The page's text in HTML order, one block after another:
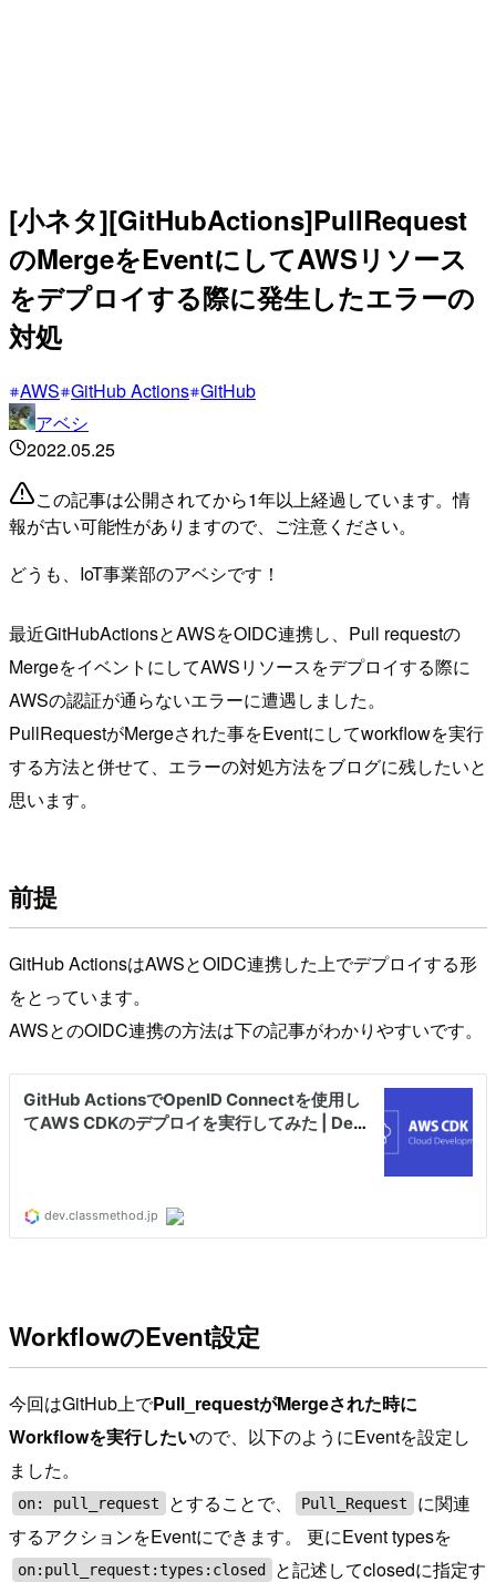
[小ネタ][GitHubActions]PullRequest
のMergeをEventにしてAWSリソース
をデプロイする際に発生したエラーの
対処
AWS GitHub Actions GitHub
アベシ
2022.05.25
この記事は公開されてから1年以上経過しています。情
報が古い可能性がありますので、ご注意ください。
どうも、IoT事業部のアベシです！
最近GitHubActionsとAWSをOIDC連携し、Pull requestの
MergeをイベントにしてAWSリソースをデプロイする際に
AWSの認証が通らないエラーに遭遇しました。
PullRequestがMergeされた事をEventにしてworkflowを実行
する方法と併せて、エラーの対処方法をブログに残したいと
思います。
前提
GitHub ActionsはAWSとOIDC連携した上でデプロイする形
をとっています。
AWSとのOIDC連携の方法は下の記事がわかりやすいです。
WorkflowのEvent設定
今回はGitHub上でPull_requestがMergeされた時に
Workflowを実行したいので、以下のようにEventを設定し
ました。
on: pull_request とすることで、 Pull_Request
に関連
するアクションをEventにできます。 更にEvent typesを
on:pull_request:types:closed と記述してclosedに指定す